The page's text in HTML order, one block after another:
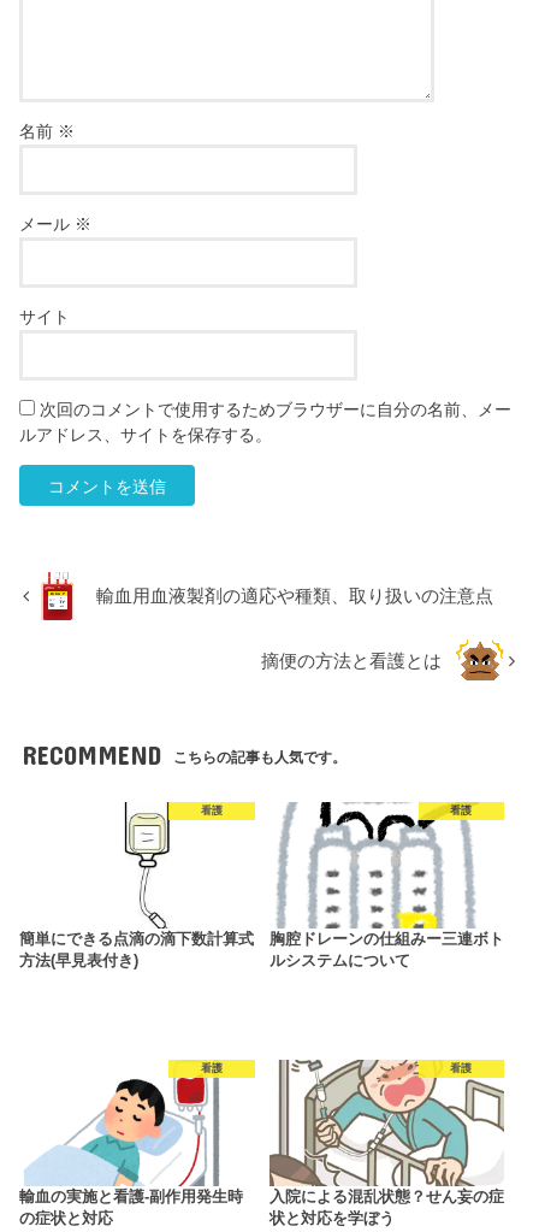
名前 ※
メール ※
サイト
次回のコメントで使用するためブラウザーに自分の名前、メー
ルアドレス、サイトを保存する。
輸血用血液製剤の適応や種類、取り扱いの注意点
摘便の方法と看護とは
RECOMMEND こちらの記事も人気です。
看護
簡単にできる点滴の滴下数計算式
方法(早見表付き)
看護
胸腔ドレーンの仕組みー三連ボト
ルシステムについて
看護
輸血の実施と看護‐副作用発生時
の症状と対応
看護
入院による混乱状態？せん妄の症
状と対応を学ぼう